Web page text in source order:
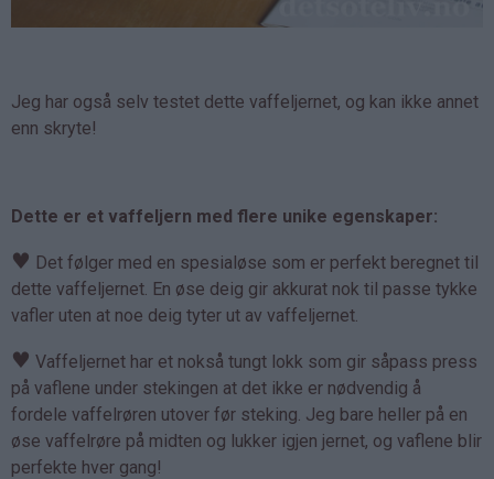
Jeg har også selv testet dette vaffeljernet, og kan ikke annet
enn skryte!
Dette er et vaffeljern med flere unike egenskaper:
♥ Det følger med en spesialøse som er perfekt beregnet til
dette vaffeljernet. En øse deig gir akkurat nok til passe tykke
vafler uten at noe deig tyter ut av vaffeljernet.
♥ Vaffeljernet har et nokså tungt lokk som gir såpass press
på vaflene under stekingen at det ikke er nødvendig å
fordele vaffelrøren utover før steking. Jeg bare heller på en
øse vaffelrøre på midten og lukker igjen jernet, og vaflene blir
perfekte hver gang!